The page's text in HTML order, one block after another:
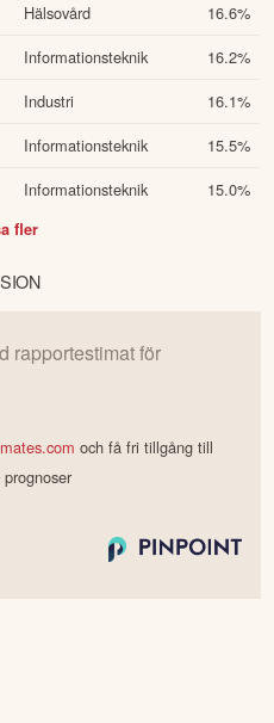
Hälsovård 16.6%
Informationsteknik 16.2%
Industri 16.1%
Informationsteknik 15.5%
Informationsteknik 15.0%
fler
rapportestimat för
och få fri tillgång till